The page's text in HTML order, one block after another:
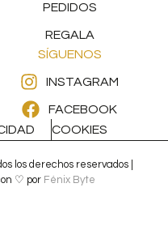
PEDIDOS
REGALA
SÍGUENOS
INSTAGRAM
FACEBOOK
COOKIES
los derechos reservados |
♡ por Fénix Byte